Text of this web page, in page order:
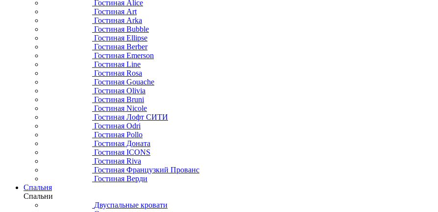
Гостиная Alice
Гостиная Art
Гостиная Arka
Гостиная Bubble
Гостиная Ellipse
Гостиная Berber
Гостиная Emerson
Гостиная Line
Гостиная Rosa
Гостиная Gouache
Гостиная Olivia
Гостиная Bruni
Гостиная Nicole
Гостиная Лофт СИТИ
Гостиная Odri
Гостиная Pollo
Гостиная Доната
Гостиная ICONS
Гостиная Riva
Гостиная Французкий Прованс
Гостиная Верди
Спальня
Спальни
Двуспальные кровати